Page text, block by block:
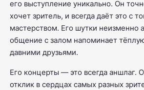
его выступление уникально. Он
хочет зритель, и всегда даёт это с
мастерством. Его шутки неизменно
общение с залом напоминает
давними друзьями.
Его концерты — это всегда аншлаг.
отклик в сердцах самых разных